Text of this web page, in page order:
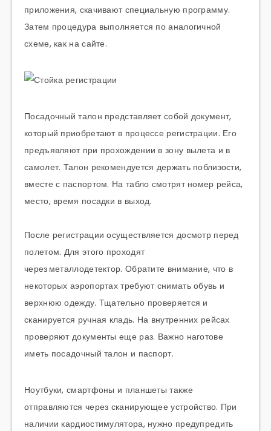
приложения, скачивают специальную программу.
Затем процедура выполняется по аналогичной
схеме, как на сайте.
Посадочный талон представляет собой документ,
который приобретают в процессе регистрации. Его
предъявляют при прохождении в зону вылета и в
самолет. Талон рекомендуется держать поблизости,
вместе с паспортом. На табло смотрят номер рейса,
место, время посадки в выход.
После регистрации осуществляется досмотр перед
полетом. Для этого проходят
через металлодетектор. Обратите внимание, что в
некоторых аэропортах требуют снимать обувь и
верхнюю одежду. Тщательно проверяется и
сканируется ручная кладь. На внутренних рейсах
проверяют документы еще раз. Важно наготове
иметь посадочный талон и паспорт.
Ноутбуки, смартфоны и планшеты также
отправляются через сканирующее устройство. При
наличии кардиостимулятора, нужно предупредить